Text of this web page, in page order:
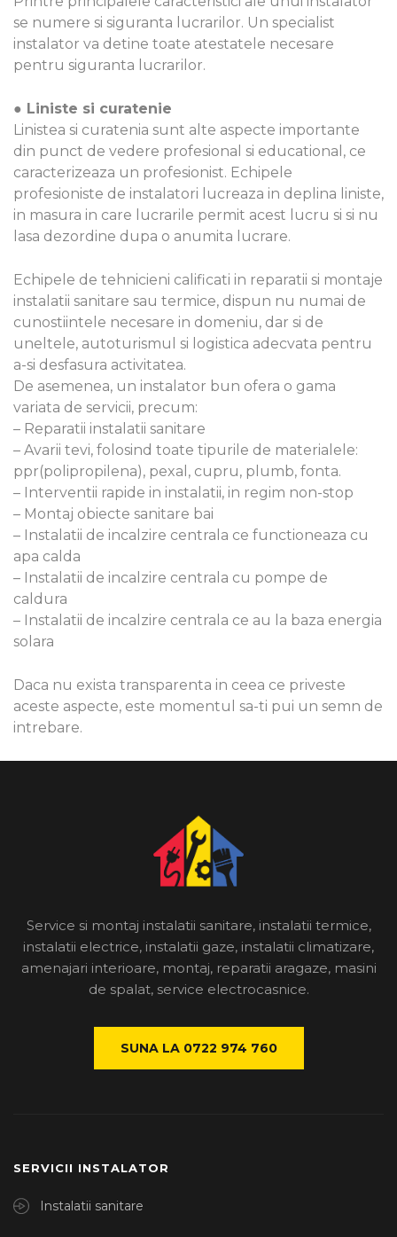
se numere si siguranta lucrarilor. Un specialist
instalator va detine toate atestatele necesare
pentru siguranta lucrarilor.
● Liniste si curatenie
Linistea si curatenia sunt alte aspecte importante
din punct de vedere profesional si educational, ce
caracterizeaza un profesionist. Echipele
profesioniste de instalatori lucreaza in deplina liniste,
in masura in care lucrarile permit acest lucru si si nu
lasa dezordine dupa o anumita lucrare.
Echipele de tehnicieni calificati in reparatii si montaje
instalatii sanitare sau termice, dispun nu numai de
cunostiintele necesare in domeniu, dar si de
uneltele, autoturismul si logistica adecvata pentru
a-si desfasura activitatea.
De asemenea, un instalator bun ofera o gama
variata de servicii, precum:
– Reparatii instalatii sanitare
– Avarii tevi, folosind toate tipurile de materialele:
ppr(polipropilena), pexal, cupru, plumb, fonta.
– Interventii rapide in instalatii, in regim non-stop
– Montaj obiecte sanitare bai
– Instalatii de incalzire centrala ce functioneaza cu
apa calda
– Instalatii de incalzire centrala cu pompe de
caldura
– Instalatii de incalzire centrala ce au la baza energia
solara
Daca nu exista transparenta in ceea ce priveste
aceste aspecte, este momentul sa-ti pui un semn de
intrebare.
Service si montaj instalatii sanitare, instalatii termice,
instalatii electrice, instalatii gaze, instalatii climatizare,
amenajari interioare, montaj, reparatii aragaze, masini
de spalat, service electrocasnice.
SUNA LA 0722 974 760
SERVICII INSTALATOR
Instalatii sanitare